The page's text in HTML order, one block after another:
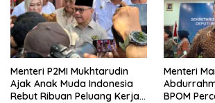
Menteri P2MI Mukhtarudin
Ajak Anak Muda Indonesia
Rebut Ribuan Peluang Kerja
Menteri
BPOM